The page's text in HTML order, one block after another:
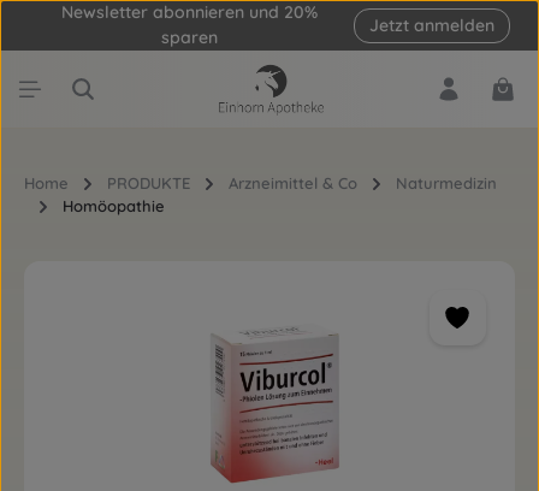
Zum Hauptinhalt springen
Newsletter abonnieren und 20%
sparen
Jetzt anmelden
Home PRODUKTE Arzneimittel & Co
Naturmedizin
Homöopathie